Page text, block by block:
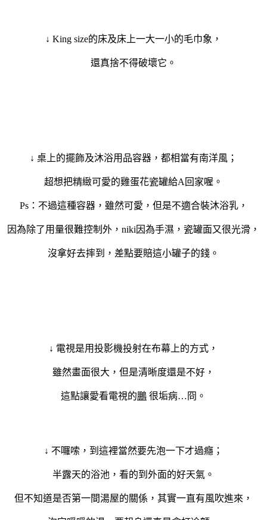
↓ King size的床及床上一大一小的毛巾象，
還真捨不得破壞它。
↓ 桌上的擺飾及沐浴用品容器，都相當有南洋風；
超想把精緻可愛的雞蛋花瓷罐給A回家喔。
Ps：不過這種容器，雖然可愛，但是不適合裝沐浴乳，
因為除了用量很難控制外，niki因為手濕，瓷罐面又很光滑，
沒拿好去摔到，差點要賠這小罐子的錢。
↓ 電視是用投影機投射在布幕上的方式，
雖然畫面很大，但是清晰度還是不好，
這點讓愛看電視的鵬 很垢病…冏。
↓ 不囉嗦，到這裡當然要先泡一下才過癮；
半露天的浴池，看的到外面的好天氣。
但不知道是否第一間湯屋的關係，其實一直有風吹進來，